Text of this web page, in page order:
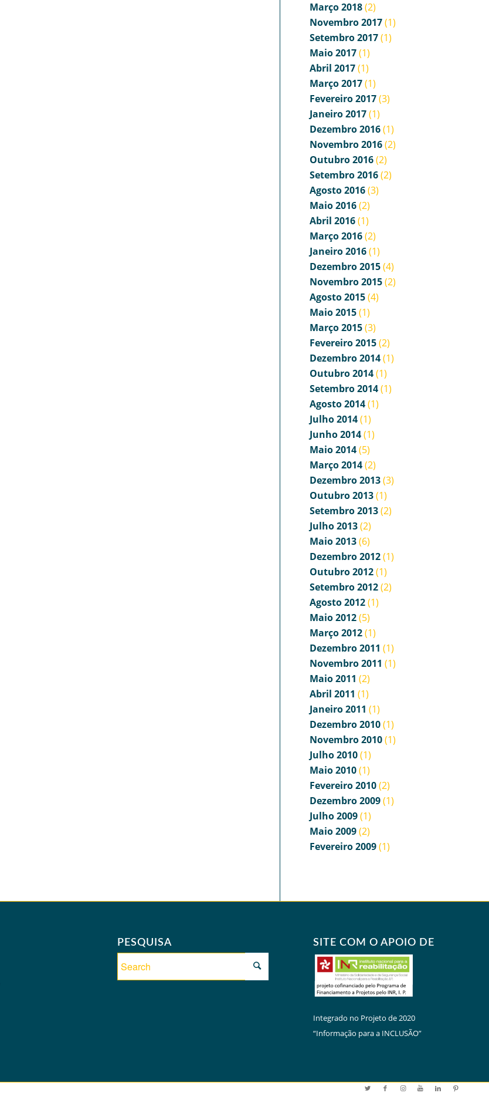
Março 2018(2)
Novembro 2017(1)
Setembro 2017(1)
Maio 2017(1)
Abril 2017(1)
Março 2017(1)
Fevereiro 2017(3)
Janeiro 2017(1)
Dezembro 2016(1)
Novembro 2016(2)
Outubro 2016(2)
Setembro 2016(2)
Agosto 2016(3)
Maio 2016(2)
Abril 2016(1)
Março 2016(2)
Janeiro 2016(1)
Dezembro 2015(4)
Novembro 2015(2)
Agosto 2015(4)
Maio 2015(1)
Março 2015(3)
Fevereiro 2015(2)
Dezembro 2014(1)
Outubro 2014(1)
Setembro 2014(1)
Agosto 2014(1)
Julho 2014(1)
Junho 2014(1)
Maio 2014(5)
Março 2014(2)
Dezembro 2013(3)
Outubro 2013(1)
Setembro 2013(2)
Julho 2013(2)
Maio 2013(6)
Dezembro 2012(1)
Outubro 2012(1)
Setembro 2012(2)
Agosto 2012(1)
Maio 2012(5)
Março 2012(1)
Dezembro 2011 (1)
Novembro 2011 (1)
Maio 2011 (2)
Abril 2011 (1)
Janeiro 2011 (1)
Dezembro 2010(1)
Novembro 2010(1)
Julho 2010(1)
Maio 2010(1)
Fevereiro 2010(2)
Dezembro 2009(1)
Julho 2009(1)
Maio 2009(2)
Fevereiro 2009(1)
PESQUISA SITE COM O APOIO DE
Integrado no Projeto de 2020
“Informação para a INCLUSÃO”